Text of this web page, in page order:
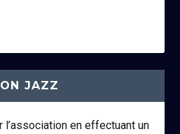
JAZZ
en effectuant un